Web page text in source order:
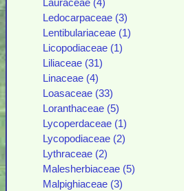
Lauraceae (4)
Ledocarpaceae (3)
Lentibulariaceae (1)
Licopodiaceae (1)
Liliaceae (31)
Linaceae (4)
Loasaceae (33)
Loranthaceae (5)
Lycoperdaceae (1)
Lycopodiaceae (2)
Lythraceae (2)
Malesherbiaceae (5)
Malpighiaceae (3)